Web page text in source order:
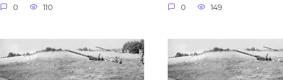
0 110 0 149